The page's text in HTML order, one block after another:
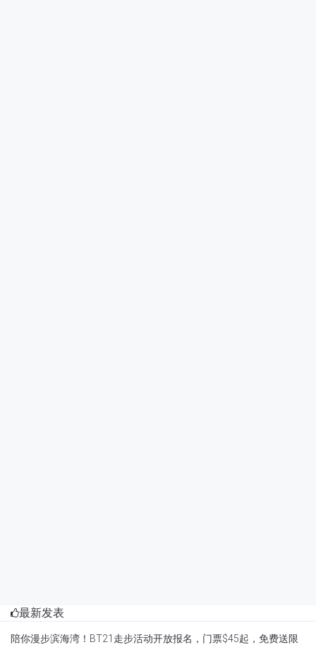
最新发表
陪你漫步滨海湾！BT21走步活动开放报名，门票$45起，免费送限